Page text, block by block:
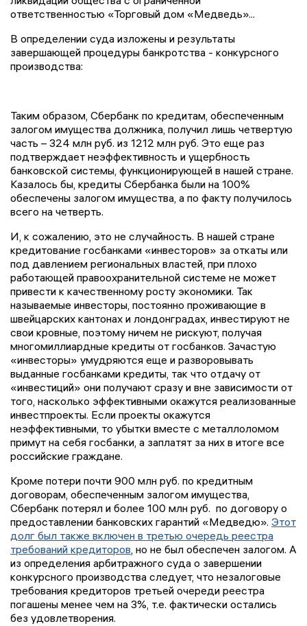
ответственностью «Торговый дом «Медведь»...
В определении суда изложены и результаты
завершающей процедуры банкротства - конкурсного
производства:
Таким образом, Сбербанк по кредитам, обеспеченным
залогом имущества должника, получил лишь четвертую
часть – 324 млн руб. из 1212 млн руб. Это еще раз
подтверждает неэффективность и ущербность
банковской системы, функционирующей в нашей стране.
Казалось бы, кредиты Сбербанка были на 100%
обеспечены залогом имущества, а по факту получилось
всего на четверть.
И, к сожалению, это не случайность. В нашей стране
кредитование госбанками «инвесторов» за откаты или
под давлением региональных властей, при плохо
работающей правоохранительной системе не может
привести к качественному росту экономики. Так
называемые инвесторы, постоянно проживающие в
швейцарских кантонах и лондонградах, инвестируют не
свои кровные, поэтому ничем не рискуют, получая
многомиллиардные кредиты от госбанков. Зачастую
«инвесторы» умудряются еще и разворовывать
выданные госбанками кредиты, так что отдачу от
«инвестиций» они получают сразу и вне зависимости от
того, насколько эффективными окажутся реализованные
инвестпроекты. Если проекты окажутся
неэффективными, то убытки вместе с металлоломом
примут на себя госбанки, а заплатят за них в итоге все
российские граждане.
Кроме потери почти 900 млн руб. по кредитным
договорам, обеспеченным залогом имущества,
Сбербанк потерял и более 100 млн руб. по договору о
предоставлении банковских гарантий «Медведю». Этот
долг был также включен в третью очередь реестра
требований кредиторов, но не был обеспечен залогом. А
из определения арбитражного суда о завершении
конкурсного производства следует, что незалоговые
требования кредиторов третьей очереди реестра
погашены менее чем на 3%, т.е. фактически остались
без удовлетворения.